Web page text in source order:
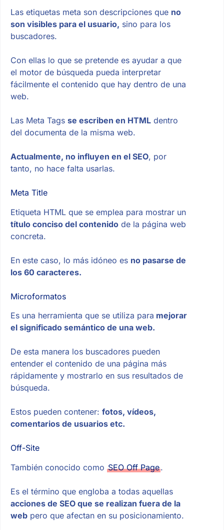
Las etiquetas meta son descripciones que no
son visibles para el usuario, sino para los
buscadores.
Con ellas lo que se pretende es ayudar a que
el motor de búsqueda pueda interpretar
fácilmente el contenido que hay dentro de una
web.
Las Meta Tags se escriben en HTMLdentro
del documenta de la misma web.
Actualmente, no influyen en el SEO, por
tanto, no hace falta usarlas.
Meta Title
Etiqueta HTML que se emplea para mostrar un
título conciso del contenidode la página web
concreta.
En este caso, lo más idóneo es no pasarse de
los 60 caracteres.
Microformatos
Es una herramienta que se utiliza para mejorar
el significado semántico de una web.
De esta manera los buscadores pueden
entender el contenido de una página más
rápidamente y mostrarlo en sus resultados de
búsqueda.
Estos pueden contener: fotos, vídeos,
comentarios de usuarios etc.
Off-Site
También conocido como SEO Off Page.
Es el término que engloba a todas aquellas
acciones de SEO que se realizan fuera de la
webpero que afectan en su posicionamiento.